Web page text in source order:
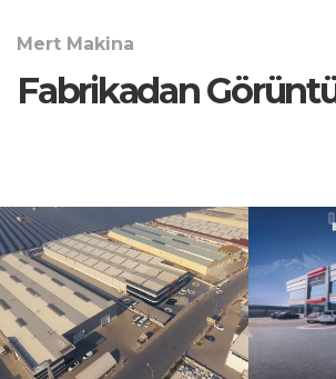
Mert Makina
Fabrikadan